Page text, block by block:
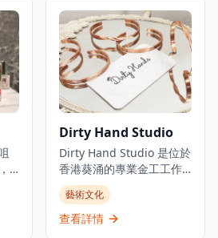
果製作過程，並創造自己
的個性化糖果。
Papabubble 已成為本地
人和遊客尋找正宗西班牙
風格手工糖果和獨特糖果
體驗的熱門目的地。店內
的糖果全部採用傳統手工
製作方法，使用優質天然
食材，不添加人工色素和
防腐劑，確保每一顆糖果
都健康美味。工作坊由經
驗豐富的糖果師傅指導，
參與者可以親手製作屬於
自己的糖果，從選擇口味
Dirty Hand Studio
Dirty Hand Studio 是位於
香港葵涌的專業金工工作
坊，提供親手製作首飾體
驗和定制工藝服務。工作
室專注於手鐲工作坊，提
藝術文化
查看詳情